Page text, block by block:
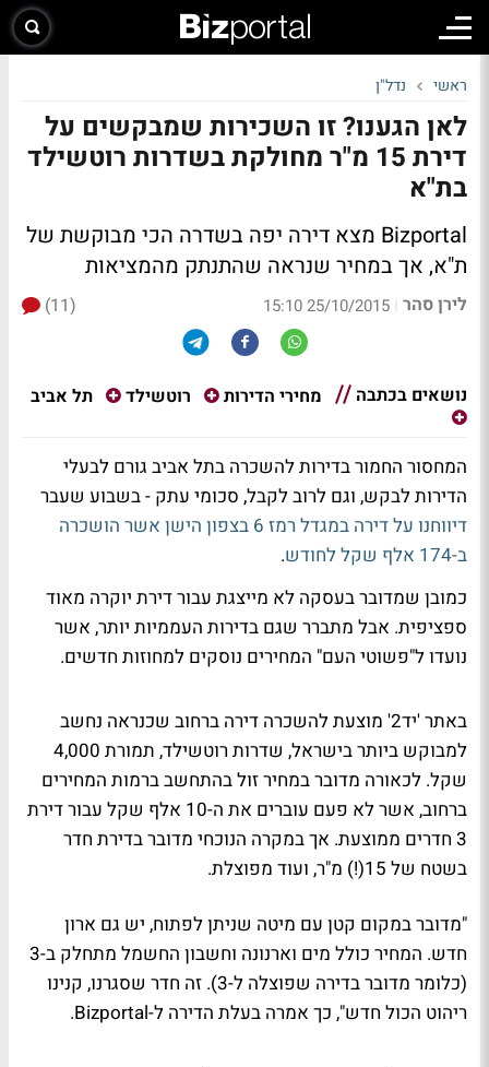
ראשי נדל"ן
לאן הגענו? זו השכירות שמבקשים על
דירת 15 מ"ר מחולקת בשדרות רוטשילד
בת"א
Bizportal מצא דירה יפה בשדרה הכי מבוקשת של
ת"א, אך במחיר שנראה שהתנתק מהמציאות
לירן סהר |
25/10/2015 15:10
(11)
נושאים בכתבה מחירי הדירות רוטשילד תל אביב
המחסור החמור בדירות להשכרה בתל אביב גורם לבעלי
הדירות לבקש, וגם לרוב לקבל, סכומי עתק - בשבוע שעבר
דיווחנו על דירה במגדל רמז 6 בצפון הישן אשר הושכרה
ב-174 אלף שקל לחודש
.
כמובן שמדובר בעסקה לא מייצגת עבור דירת יוקרה מאוד
ספציפית. אבל מתברר שגם בדירות העממיות יותר, אשר
נועדו ל"פשוטי העם" המחירים נוסקים למחוזות חדשים.
באתר 'יד2' מוצעת להשכרה דירה ברחוב שכנראה נחשב
למבוקש ביותר בישראל, שדרות רוטשילד, תמורת 4,000
שקל. לכאורה מדובר במחיר זול בהתחשב ברמות המחירים
ברחוב, אשר לא פעם עוברים את ה-10 אלף שקל עבור דירת
3 חדרים ממוצעת. אך במקרה הנוכחי מדובר בדירת חדר
בשטח של 15(!) מ"ר, ועוד מפוצלת.
"מדובר במקום קטן עם מיטה שניתן לפתוח, יש גם ארון
חדש. המחיר כולל מים וארנונה וחשבון החשמל מתחלק ב-3
(כלומר מדובר בדירה שפוצלה ל-3). זה חדר שסגרנו, קנינו
ריהוט הכול חדש", כך אמרה בעלת הדירה ל-Bizportal.